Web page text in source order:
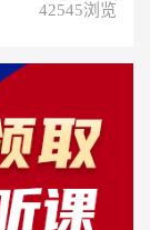
42545浏览